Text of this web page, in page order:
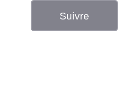
Suivre